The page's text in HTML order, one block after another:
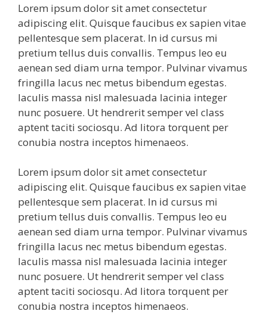
Lorem ipsum dolor sit amet consectetur
adipiscing elit. Quisque faucibus ex sapien vitae
pellentesque sem placerat. In id cursus mi
pretium tellus duis convallis. Tempus leo eu
aenean sed diam urna tempor. Pulvinar vivamus
fringilla lacus nec metus bibendum egestas.
Iaculis massa nisl malesuada lacinia integer
nunc posuere. Ut hendrerit semper vel class
aptent taciti sociosqu. Ad litora torquent per
conubia nostra inceptos himenaeos.
Lorem ipsum dolor sit amet consectetur
adipiscing elit. Quisque faucibus ex sapien vitae
pellentesque sem placerat. In id cursus mi
pretium tellus duis convallis. Tempus leo eu
aenean sed diam urna tempor. Pulvinar vivamus
fringilla lacus nec metus bibendum egestas.
Iaculis massa nisl malesuada lacinia integer
nunc posuere. Ut hendrerit semper vel class
aptent taciti sociosqu. Ad litora torquent per
conubia nostra inceptos himenaeos.